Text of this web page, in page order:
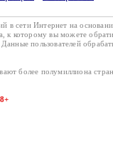
в сети Интернет на
к которому вы можете
. Данные пользователей
более полумиллиона